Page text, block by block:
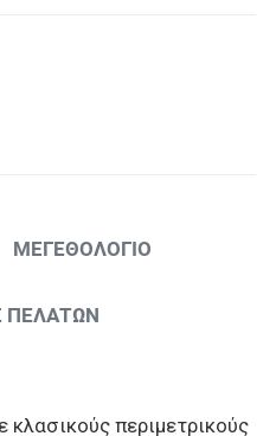
ΜΕΓΕΘΟΛΟΓΙΟ
ΠΕΛΑΤΏΝ
κλασικούς περιμετρικούς